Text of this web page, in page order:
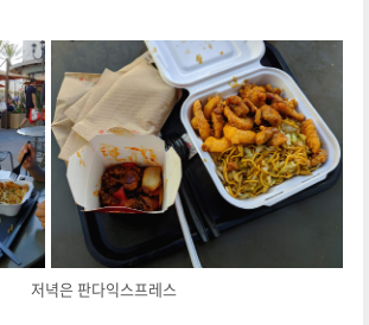
저녁은 판다익스프레스